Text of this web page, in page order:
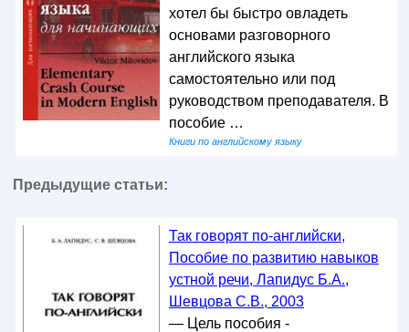
хотел бы быстро овладеть
основами разговорного
английского языка
самостоятельно или под
руководством преподавателя. В
пособие …
Книги по английскому языку
Предыдущие статьи:
Так говорят по-английски,
Пособие по развитию навыков
устной речи, Лапидус Б.А.,
Шевцова С.В., 2003
— Цель пособия -